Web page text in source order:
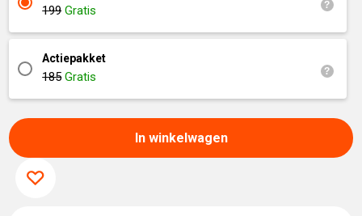
199Gratis
Actiepakket
185Gratis
In winkelwagen